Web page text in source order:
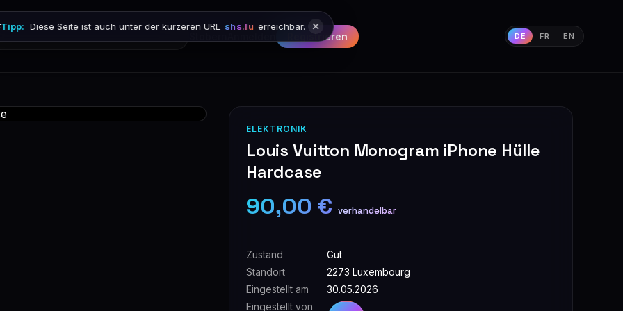
Registrieren DE FR EN
Tipp: Diese Seite ist auch unter der kürzeren URL shs.lu erreichbar.
ELEKTRONIK
Louis Vuitton Monogram iPhone Hülle
Hardcase
90,00 € verhandelbar
Zustand
Gut
Standort
2273 Luxembourg
Eingestellt am
30.05.2026
Eingestellt von